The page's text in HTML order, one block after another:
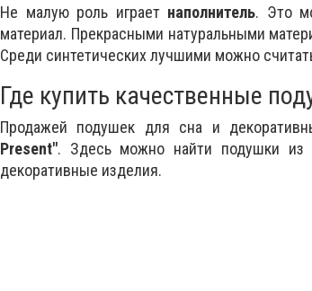
Не малую роль играет наполнитель. Это
материал. Прекрасными натуральными
Среди синтетических лучшими можно
Где купить качественные
Продажей подушек для сна и
Present". Здесь можно найти подушки из
декоративные изделия.